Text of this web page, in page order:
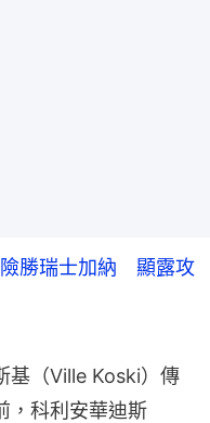
勝瑞士加納 顯露攻
基（Ville Koski）傳
，科利安華迪斯